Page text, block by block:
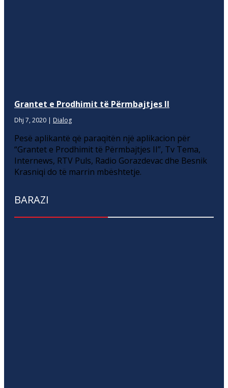
Grantet e Prodhimit të Përmbajtjes II
Dhj 7, 2020 | Dialog
Pesë aplikantë që paraqitën një aplikacion për
“Grantet e Prodhimit të Përmbajtjes II”, Tv Tema,
Internews, RTV Puls, Radio Gorazdevac dhe Besnik
Krasniqi do të marrin mbështetje.
BARAZI